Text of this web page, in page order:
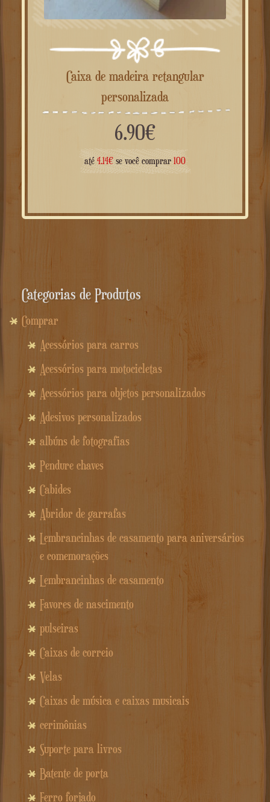
Caixa de madeira retangular
personalizada
6.90€
até 4.14€ se você comprar 100
Categorias de Produtos
Comprar
Acessórios para carros
Acessórios para motocicletas
Acessórios para objetos personalizados
Adesivos personalizados
albúns de fotografias
Pendure chaves
Cabides
Abridor de garrafas
Lembrancinhas de casamento para aniversários
e comemorações
Lembrancinhas de casamento
Favores de nascimento
pulseiras
Caixas de correio
Velas
Caixas de música e caixas musicais
cerimônias
Suporte para livros
Batente de porta
Ferro forjado